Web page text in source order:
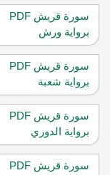
سورة قريش PDF
برواية ورش
سورة قريش PDF
برواية شعبة
سورة قريش PDF
برواية الدوري
سورة قريش PDF